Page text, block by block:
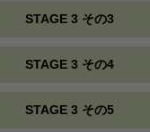
STAGE 3 その3
STAGE 3 その4
STAGE 3 その5